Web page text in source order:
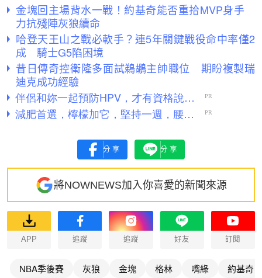
金塊回主場背水一戰！約基奇能否重拾MVP身手
力抗殘陣灰狼續命
哈登天王山之戰必軟手？連5年關鍵戰役命中率僅2
成 騎士G5陷困境
昔日傳奇控衛隆多面試鵜鶘主帥職位 期盼複製瑞
迪克成功經驗
分享 分享
將NOWNEWS加入你喜愛的新聞來源
APP 追蹤 追蹤 好友 訂閱
NBA季後賽 灰狼 金塊 格林 嘴綠 約基奇